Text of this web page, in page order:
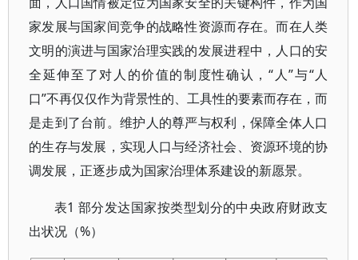
家发展与国家间竞争的战略性资源而存在。而在人类
文明的演进与国家治理实践的发展进程中，人口的安
全延伸至了对人的价值的制度性确认，“人”与“人
口”不再仅仅作为背景性的、工具性的要素而存在，而
是走到了台前。维护人的尊严与权利，保障全体人口
的生存与发展，实现人口与经济社会、资源环境的协
调发展，正逐步成为国家治理体系建设的新愿景。
表1 部分发达国家按类型划分的中央政府财政支
出状况（%）